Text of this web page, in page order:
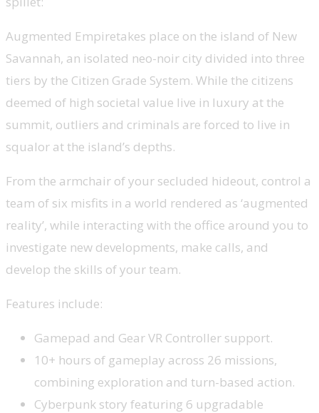
Augmented Empiretakes place on the island of New
Savannah, an isolated neo-noir city divided into three
tiers by the Citizen Grade System. While the citizens
deemed of high societal value live in luxury at the
summit, outliers and criminals are forced to live in
squalor at the island’s depths.
From the armchair of your secluded hideout, control a
team of six misfits in a world rendered as ‘augmented
reality’, while interacting with the office around you to
investigate new developments, make calls, and
develop the skills of your team.
Features include:
Gamepad and Gear VR Controller support.
10+ hours of gameplay across 26 missions,
combining exploration and turn-based action.
Cyberpunk story featuring 6 upgradable